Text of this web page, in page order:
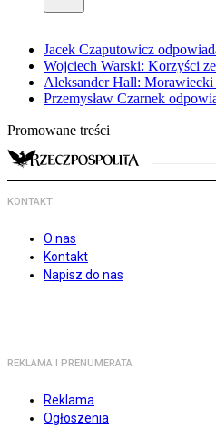
Jacek Czaputowicz
Wojciech Warski: Korzyści
Aleksander Hall: Morawiecki
Przemysław Czarnek
Promowane treści
KONTAKT
O nas
Kontakt
Napisz do nas
REKLAMA I PRENUMERATA
Reklama
Ogłoszenia